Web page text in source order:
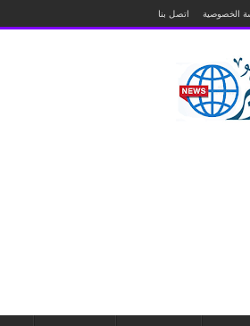
الخصوصية اتصل بنا